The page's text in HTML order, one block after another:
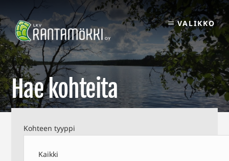
to
content
VALIKKO
Hae kohteita
Kohteen tyyppi